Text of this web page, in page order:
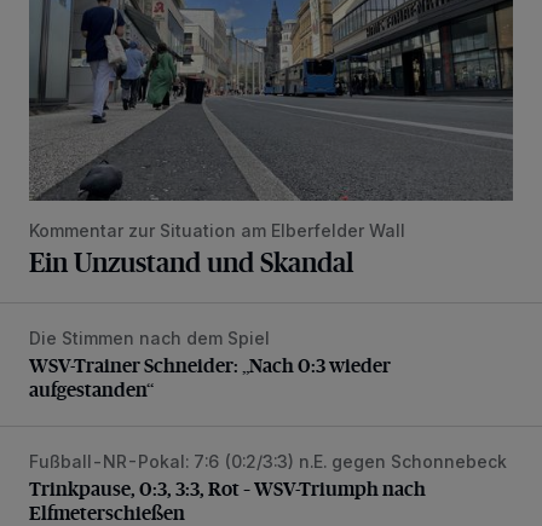
Kommentar zur Situation am Elberfelder Wall
Ein Unzustand und Skandal
WSV-Trainer Schneider: „Nach 0:3 wieder aufgestanden“
Die Stimmen nach dem Spiel
WSV-Trainer Schneider: „Nach 0:3 wieder
aufgestanden“
Trinkpause, 0:3, 3:3, Rot – WSV-Triumph nach
Fußball-NR-Pokal: 7:6 (0:2/3:3) n.E. gegen Schonnebeck
Trinkpause, 0:3, 3:3, Rot – WSV-Triumph nach
Elfmeterschießen